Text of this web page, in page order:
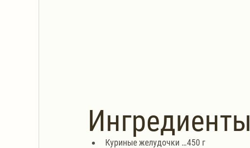
Ингредиенты
Куриные желудочки …450 г